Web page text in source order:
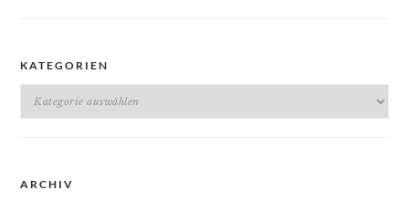
KATEGORIEN
Kategorien
ARCHIV